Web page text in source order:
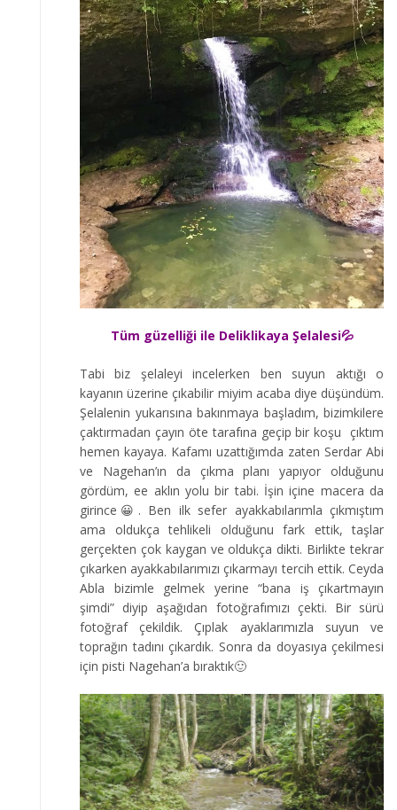
Tüm güzelliği ile Deliklikaya Şelalesi💦
Tabi biz şelaleyi incelerken ben suyun aktığı o
kayanın üzerine çıkabilir miyim acaba diye düşündüm.
Şelalenin yukarısına bakınmaya başladım, bizimkilere
çaktırmadan çayın öte tarafına geçip bir koşu çıktım
hemen kayaya. Kafamı uzattığımda zaten Serdar Abi
ve Nagehan’ın da çıkma planı yapıyor olduğunu
gördüm, ee aklın yolu bir tabi. İşin içine macera da
girince😀. Ben ilk sefer ayakkabılarımla çıkmıştım
ama oldukça tehlikeli olduğunu fark ettik, taşlar
gerçekten çok kaygan ve oldukça dikti. Birlikte tekrar
çıkarken ayakkabılarımızı çıkarmayı tercih ettik. Ceyda
Abla bizimle gelmek yerine “bana iş çıkartmayın
şimdi” diyip aşağıdan fotoğrafımızı çekti. Bir sürü
fotoğraf çekildik. Çıplak ayaklarımızla suyun ve
toprağın tadını çıkardık. Sonra da doyasıya çekilmesi
için pisti Nagehan’a bıraktık🙂